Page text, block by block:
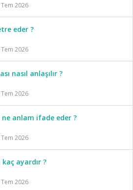
Tem 2026
eder ?
Tem 2026
nasıl anlaşılır ?
Tem 2026
ne anlam ifade eder ?
Tem 2026
ayardır ?
Tem 2026